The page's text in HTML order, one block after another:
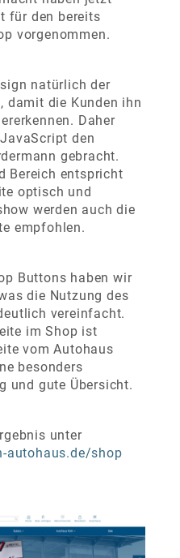
für den bereits
vorgenommen.
natürlich der
damit die Kunden ihn
Daher
den
gebracht.
Bereich entspricht
optisch und
werden auch die
empfohlen.
Buttons haben wir
die Nutzung des
vereinfacht.
im Shop ist
vom Autohaus
besonders
und gute Übersicht.
unter
autohaus.de/shop